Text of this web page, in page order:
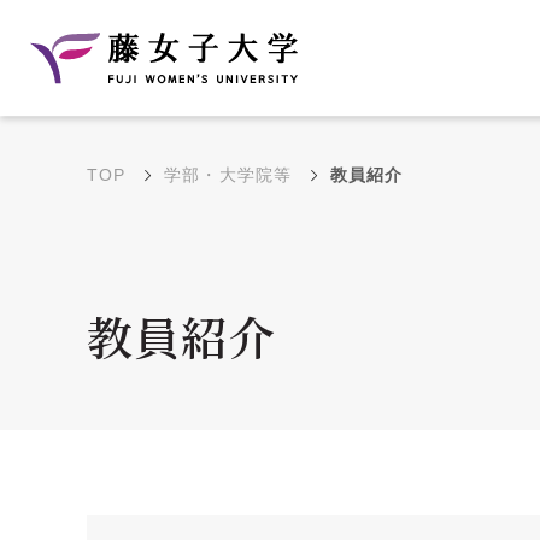
学部・学科の教育目的
大学院の教育目的
TOP 学部・大学院等 教員紹介
教員紹介